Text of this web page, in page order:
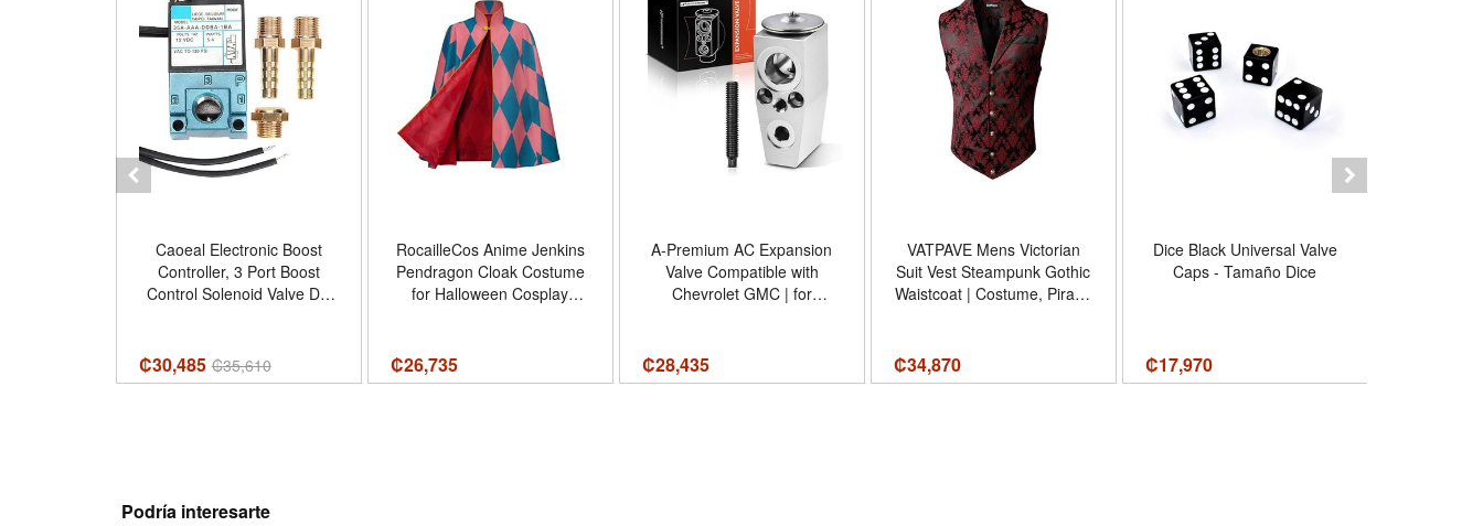
Caoeal Electronic Boost
Controller, 3 Port Boost
Control Solenoid Valve DC
₡30,485 ₡35,610
RocailleCos Anime Jenkins
Pendragon Cloak Costume
for Halloween Cosplay
₡26,735
A-Premium AC Expansion
Valve Compatible with
Chevrolet GMC | for
GMC Terrain 2010-2016,
Canyon 2015-2016, Precise
₡28,435
VATPAVE Mens Victorian
Suit Vest Steampunk Gothic
Waistcoat | Costume, Pirate,
Wedding, Halloween,
Casual - Tamaño Large -
₡34,870
Dice Black Universal Valve
Caps - Tamaño Dice
₡17,970
Podría interesarte